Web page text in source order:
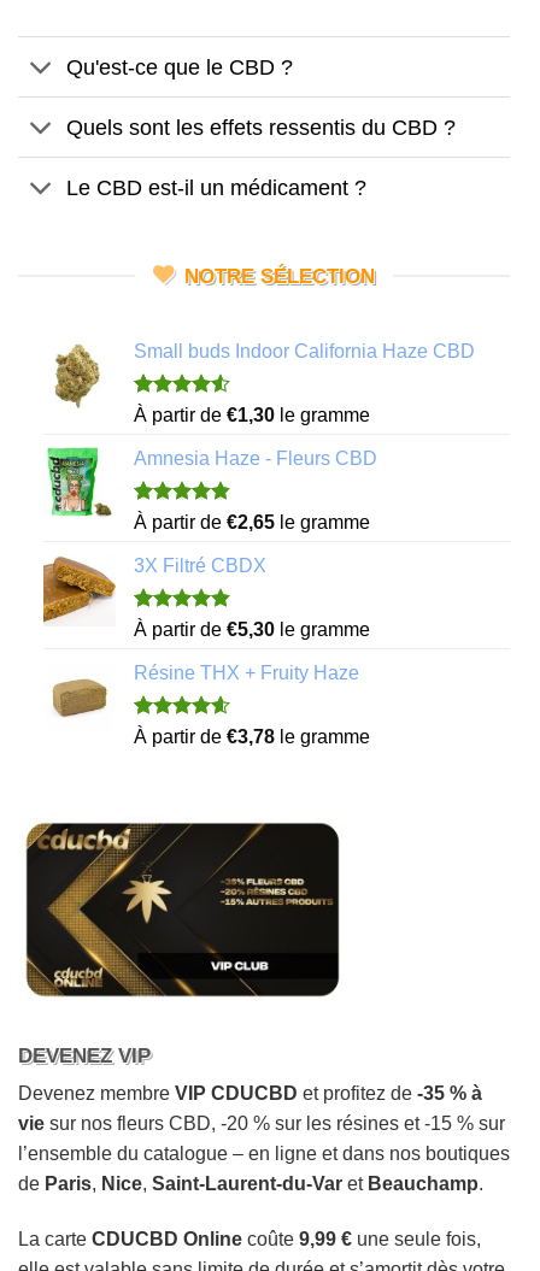
Qu'est-ce que le CBD ?
Quels sont les effets ressentis du CBD ?
Le CBD est-il un médicament ?
NOTRE SÉLECTION
Small buds Indoor California Haze CBD
Noté4.50
sur 5 basé
sur
4
notations
client
À partir de €1,30le gramme
Amnesia Haze - Fleurs CBD
Noté4.82
sur 5 basé
sur
11
notations
client
À partir de €2,65le gramme
3X Filtré CBDX
Noté4.86
sur 5 basé
sur
7
notations
client
À partir de €5,30le gramme
Résine THX + Fruity Haze
Noté4.57
sur 5 basé
21
À partir de €3,78le gramme
DEVENEZ VIP
Devenez membre VIP CDUCBD et profitez de -35 % à
vie sur nos fleurs CBD, -20 % sur les résines et -15 % sur
l’ensemble du catalogue – en ligne et dans nos boutiques
de Paris, Nice, Saint-Laurent-du-Var et Beauchamp.
La carte CDUCBD Online coûte 9,99 € une seule fois,